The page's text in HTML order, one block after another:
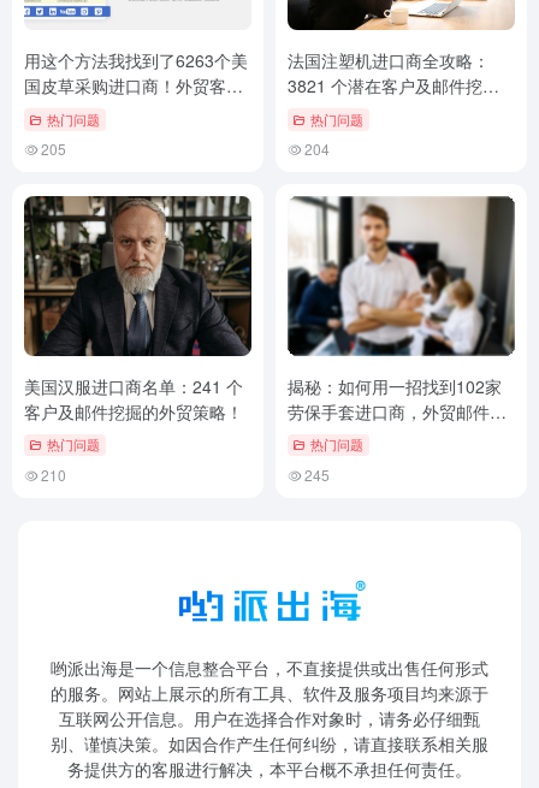
用这个方法我找到了6263个美
国皮草采购进口商！外贸客户
挖掘技巧
热门问题
205
法国注塑机进口商全攻略：
3821 个潜在客户及邮件挖掘
技巧！
热门问题
204
美国汉服进口商名单：241 个
客户及邮件挖掘的外贸策略！
热门问题
210
揭秘：如何用一招找到102家
劳保手套进口商，外贸邮件营
销必学！
热门问题
245
哟派出海是一个信息整合平台，不直接提供或出售任何形式
的服务。网站上展示的所有工具、软件及服务项目均来源于
互联网公开信息。用户在选择合作对象时，请务必仔细甄
别、谨慎决策。如因合作产生任何纠纷，请直接联系相关服
务提供方的客服进行解决，本平台概不承担任何责任。